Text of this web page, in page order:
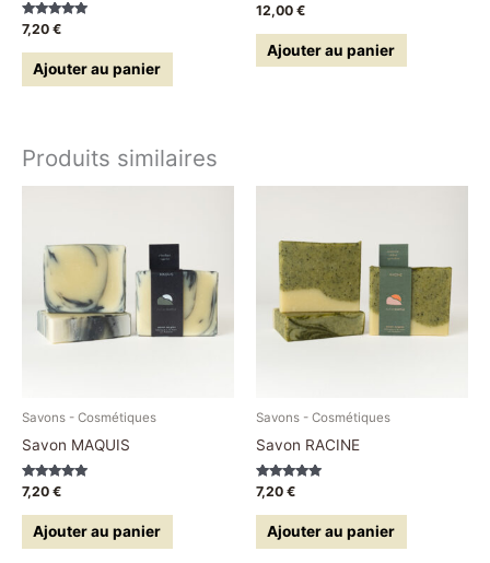
Note
5.00
sur 5
7,20 €
Ajouter au panier
12,00 €
Ajouter au panier
Produits similaires
Savons - Cosmétiques
Savon MAQUIS
Note
5.00
sur 5
7,20 €
Ajouter au panier
Savons - Cosmétiques
Savon RACINE
Note
5.00
sur 5
7,20 €
Ajouter au panier